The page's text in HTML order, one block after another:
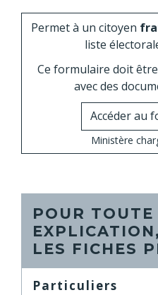
Permet à un citoyen
liste
Ce formulaire doit
avec des
Accéder au
Ministère
POUR TOUTE
LES FICHES
Particuliers